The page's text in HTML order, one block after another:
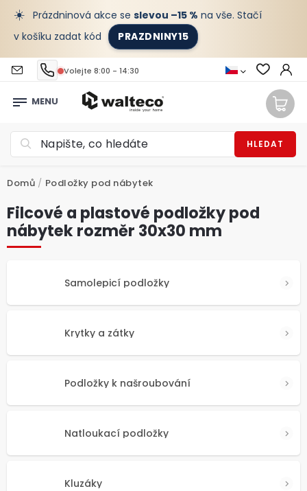
☀️ Prázdninová akce se slevou –15 % na vše. Stačí
v košíku zadat kód
PRAZDNINY15
Volejte 8:00 - 14:30
HLEDAT
Domů / Podložky pod nábytek
Filcové a plastové podložky pod
nábytek rozměr 30x30 mm
Samolepicí podložky
Krytky a zátky
Podložky k našroubování
Natloukací podložky
Kluzáky